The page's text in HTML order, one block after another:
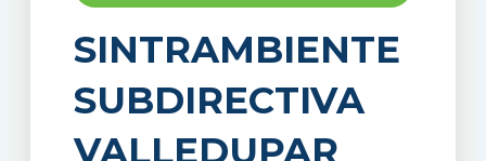
SINTRAMBIENTE
SUBDIRECTIVA
VALLEDUPAR